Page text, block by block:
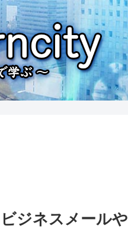
ジネスメールや